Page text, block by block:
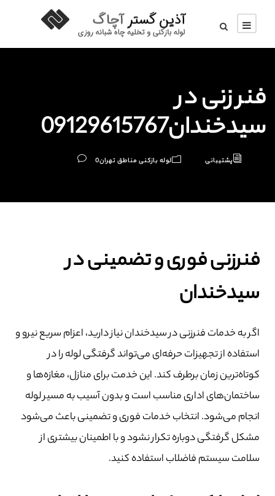
فنر زنی در
سیدخندان09129615767
پشتیبانی لوله بازکنی مناطق تهران0
فنرزنی فوری و تضمینی در
سیدخندان
اگر به خدمات فنرزنی در سیدخندان نیاز دارید، اعزام سریع نیرو و
استفاده از تجهیزات حرفه‌ای می‌تواند گرفتگی لوله را در
کوتاه‌ترین زمان برطرف کند. این خدمت برای منازل، مغازه‌ها و
ساختمان‌های اداری مناسب است و بدون آسیب به مسیر لوله
انجام می‌شود. انتخاب خدمات فوری و تضمینی باعث می‌شود
مشکل گرفتگی دوباره تکرار نشود و با اطمینان بیشتری از
سلامت سیستم فاضلاب استفاده کنید.